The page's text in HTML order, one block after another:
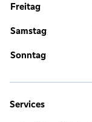
Freitag
Samstag
Sonntag
Services